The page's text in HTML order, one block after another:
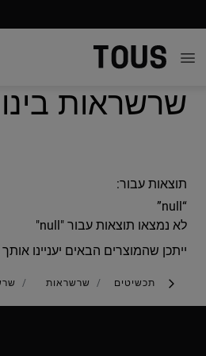
שרשראות
תוצאות עבור:
“null”
לא נמצאו תוצאות עבור "null"
ייתכן שהמוצרים הבאים יעניינו
תכשיטים שרשראות